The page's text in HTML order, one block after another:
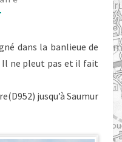
dans la banlieue de
Il ne pleut pas et il fait
jusqu’à Saumur